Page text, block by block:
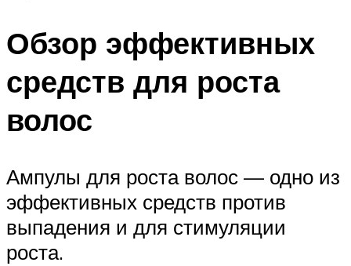
Обзор эффективных
средств для роста
волос
Ампулы для роста волос — одно из
эффективных средств против
выпадения и для стимуляции
роста.